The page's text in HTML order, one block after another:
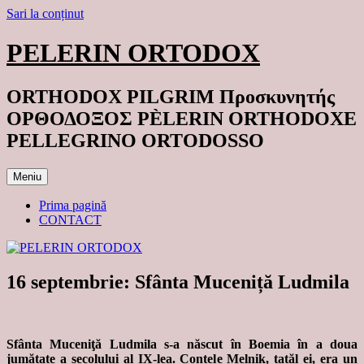
Sari la conținut
PELERIN ORTODOX
ORTHODOX PILGRIM Προσκυνητής
ΟΡΘΟΔΟΞΟΣ PÈLERIN ORTHODOXE
PELLEGRINO ORTODOSSO
Meniu
Prima pagină
CONTACT
16 septembrie: Sfânta Muceniță Ludmila
Sfânta Muceniţă Ludmila s-a născut în Boemia în a doua
jumătate a secolului al IX-lea. Contele Melnik, tatăl ei, era un